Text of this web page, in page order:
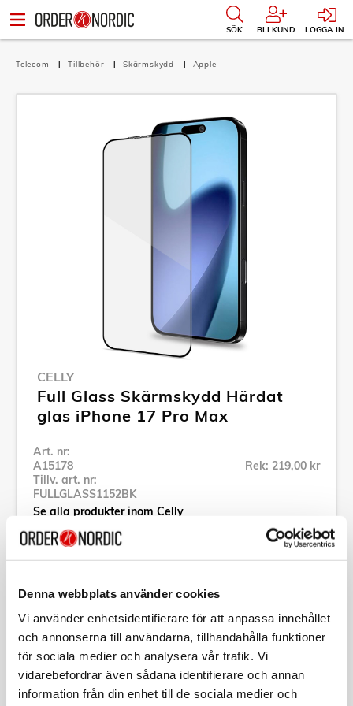
Denna webbplats använder cookies
Vi använder enhetsidentifierare för att anpassa innehållet
och annonserna till användarna, tillhandahålla funktioner
för sociala medier och analysera vår trafik. Vi
vidarebefordrar även sådana identifierare och annan
information från din enhet till de sociala medier och
SÖK BLI KUND LOGGA IN
Telecom Tillbehör Skärmskydd Apple
CELLY
Full Glass Skärmskydd Härdat
glas iPhone 17 Pro Max
Art. nr:
A15178
Tillv. art. nr:
FULLGLASS1152BK
Rek: 219,00 kr
Se alla produkter inom Celly
Beskrivning
Art. nr:A15178
FULLGLASS1152BK